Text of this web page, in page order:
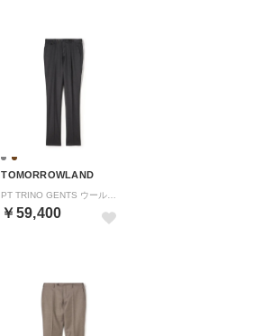
TOMORROWLAND
￥59,400